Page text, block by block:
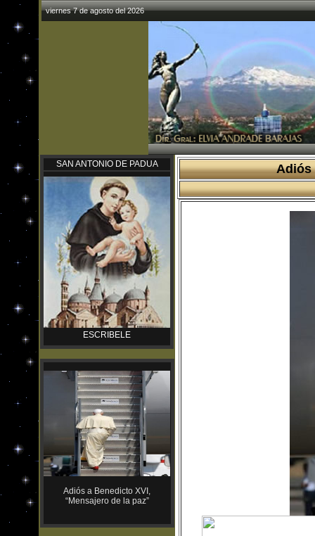
viernes 7 de agosto del 2026
SAN ANTONIO DE PADUA
ESCRIBELE
Adiós a Benedicto XVI,
“Mensajero de la paz”
Adiós